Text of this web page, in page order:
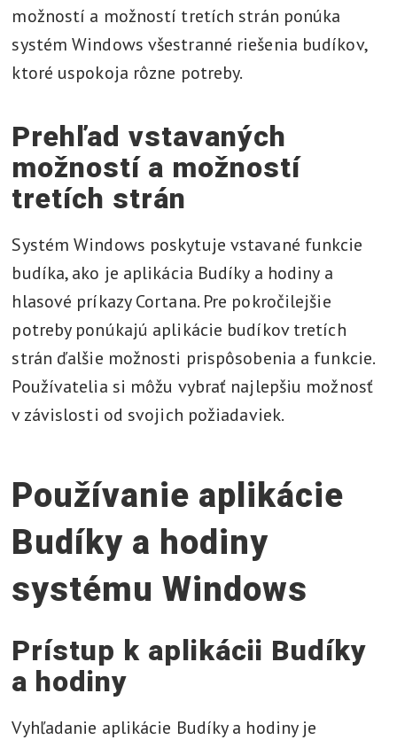
možností a možností tretích strán ponúka
systém Windows všestranné riešenia budíkov,
ktoré uspokoja rôzne potreby.
Prehľad vstavaných
možností a možností
tretích strán
Systém Windows poskytuje vstavané funkcie
budíka, ako je aplikácia Budíky a hodiny a
hlasové príkazy Cortana. Pre pokročilejšie
potreby ponúkajú aplikácie budíkov tretích
strán ďalšie možnosti prispôsobenia a funkcie.
Používatelia si môžu vybrať najlepšiu možnosť
v závislosti od svojich požiadaviek.
Používanie aplikácie
Budíky a hodiny
systému Windows
Prístup k aplikácii Budíky
a hodiny
Vyhľadanie aplikácie Budíky a hodiny je